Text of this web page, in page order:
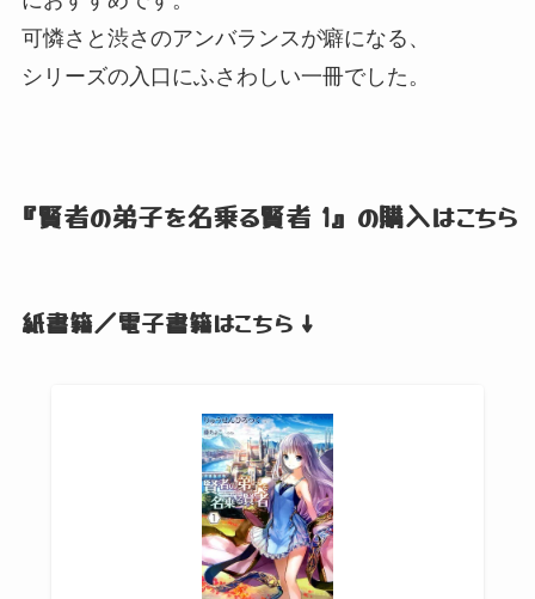
可憐さと渋さのアンバランスが癖になる、
シリーズの入口にふさわしい一冊でした。
『賢者の弟子を名乗る賢者 1』 の購入はこちら
紙書籍／電子書籍はこちら ↓